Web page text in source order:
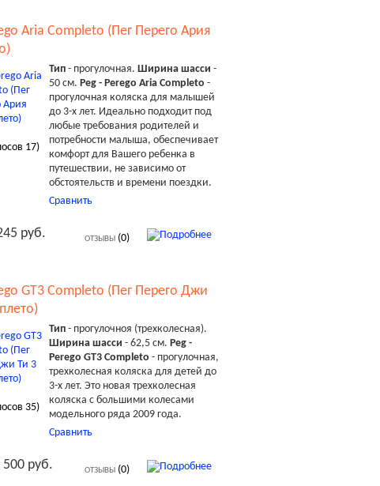
Aria Completo (Пег Перего Ария
17)
Тип- прогулочная. Ширина шасси -
50 см. Peg - Perego Aria Completo -
прогулочная коляска для малышей
до 3-х лет. Идеально подходит под
любые требования родителей и
потребности малыша, обеспечивает
комфорт для Вашего ребенка в
путешествии, не зависимо от
обстоятельств и времени поездки.
Сравнить
руб. ОТЗЫВЫ(0)
GT3 Completo (Пег Перего Джи
35)
Тип- прогулочноя (трехколесная).
Ширина шасси - 62,5 см. Peg -
Perego GT3 Completo - прогулочная,
трехколесная коляска для детей до
3-х лет. Это новая трехколесная
коляска с большими колесами
модельного ряда 2009 года.
Сравнить
500 руб. ОТЗЫВЫ(0)